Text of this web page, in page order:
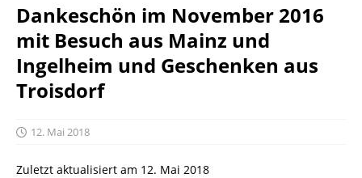
Dankeschön im November 2016
mit Besuch aus Mainz und
Ingelheim und Geschenken aus
Troisdorf
12. Mai 2018
Zuletzt aktualisiert am 12. Mai 2018